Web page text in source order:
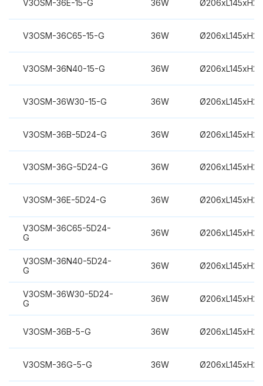
V3OSM-36E-15-G 36W
V3OSM-36C65-15-G 36W
V3OSM-36N40-15-G 36W
V3OSM-36W30-15-G 36W
V3OSM-36B-5D24-G 36W
V3OSM-36G-5D24-G 36W
V3OSM-36E-5D24-G 36W
V3OSM-36C65-5D24-
G
36W
V3OSM-36N40-5D24-
G
36W
V3OSM-36W30-5D24-
G
36W
V3OSM-36B-5-G 36W
V3OSM-36G-5-G 36W